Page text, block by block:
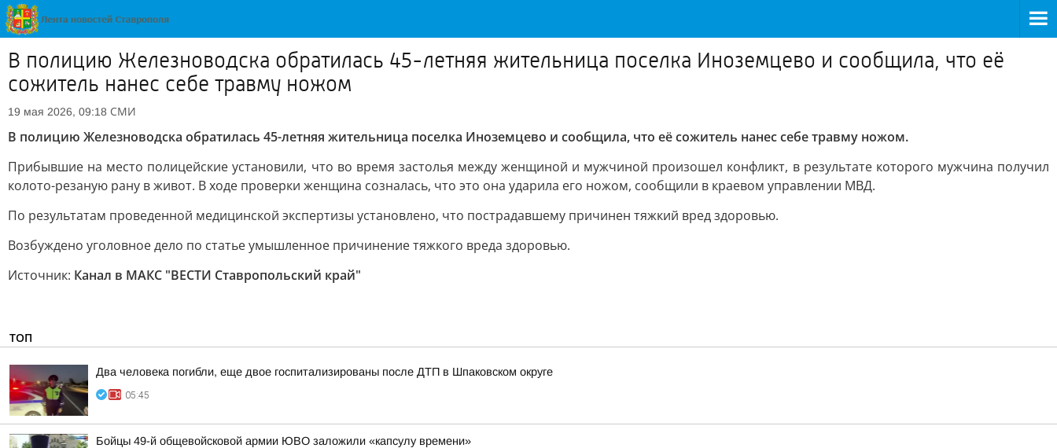
В полицию Железноводска обратилась 45-летняя жительница поселка Иноземцево и сообщила, что её
сожитель нанес себе травму ножом
19 мая 2026, 09:18 СМИ
В полицию Железноводска обратилась 45-летняя жительница поселка Иноземцево и сообщила, что её сожитель нанес себе травму ножом.
Прибывшие на место полицейские установили, что во время застолья между женщиной и мужчиной произошел конфликт, в результате которого мужчина получил
колото-резаную рану в живот. В ходе проверки женщина созналась, что это она ударила его ножом, сообщили в краевом управлении МВД.
По результатам проведенной медицинской экспертизы установлено, что пострадавшему причинен тяжкий вред здоровью.
Возбуждено уголовное дело по статье умышленное причинение тяжкого вреда здоровью.
Источник: Канал в МАКС "ВЕСТИ Ставропольский край"
ТОП
Два человека погибли, еще двое госпитализированы после ДТП в Шпаковском округе
05:45
Бойцы 49-й общевойсковой армии ЮВО заложили «капсулу времени»